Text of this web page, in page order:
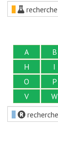
A B
H
I
O
P
V
W